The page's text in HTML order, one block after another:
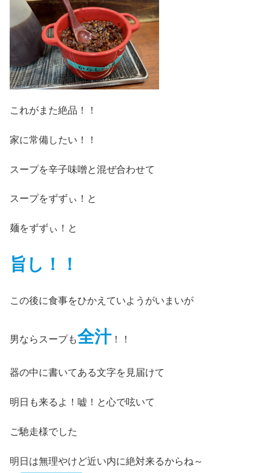
これがまた絶品！！
家に常備したい！！
スープを辛子味噌と混ぜ合わせて
スープをずずぃ！と
麺をずずぃ！と
旨し！！
この後に食事をひかえていようがいまいが
男ならスープも全汁 ！！
器の中に書いてある文字を見届けて
明日も来るよ！嘘！と心で呟いて
ご馳走様でした
明日は無理やけど近い内に絶対来るからね～